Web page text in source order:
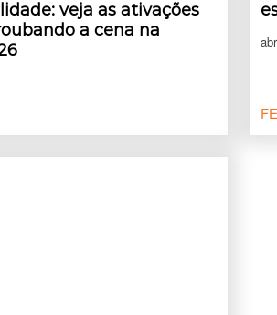
veja as ativações
a cena na